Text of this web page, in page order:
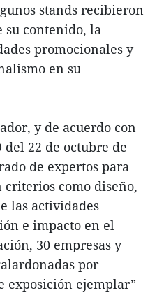
stands recibieron
su contenido, la
promocionales y
en su
y de acuerdo con
del 22 de octubre de
de expertos para
criterios como diseño,
las actividades
e impacto en el
30 empresas y
por
exposición ejemplar”